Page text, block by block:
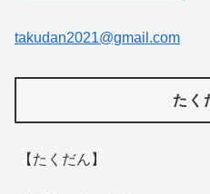
takudan2021@gmail.com
たく
【たくだん】